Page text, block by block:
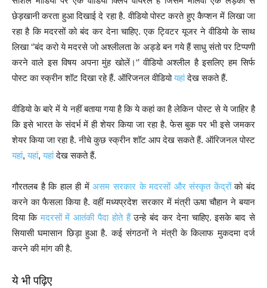
छेड़खानी करता हुआ दिखाई दे रहा है. वीडियो पोस्ट करते हुए कैप्शन में लिखा जा
रहा है कि मदरसों को बंद कर देना चाहिए. एक ट्विटर यूजर ने वीडियो के साथ
लिखा ‘’बंद करो ये मदरसे जो अश्लीलता के अड्डे बन गये हैं साधु संतो पर टिप्पणी
करने वाले इस विषय अपना मुंह खोलें।‘’ वीडियो अश्लील है इसलिए हम सिर्फ
पोस्ट का स्क्रीन शॉट दिखा रहे हैं. ऑरिजनल वीडियोयहांदेख सकते हैं.
वीडियो के बारे में ये नहीं बताया गया है कि ये कहां का है लेकिन पोस्ट से ये जाहिर है
कि इसे भारत के संदर्भ में ही शेयर किया जा रहा है. फेस बुक पर भी इसे जमकर
शेयर किया जा रहा है. नीचे कुछ स्क्रीन शॉट आप देख सकते हैं. ऑरिजनल पोस्ट
यहां,यहां,यहांदेख सकते हैं.
गौरतलब है कि हाल ही मेंअसम सरकार के मदरसों और संस्कृत केंद्रोंको बंद
करने का फैसला किया है. वहीं मध्यप्रदेश सरकार में मंत्री ऊषा चौहान ने बयान
दिया किमदरसों में आतंकी पैदा होते हैंउन्हे बंद कर देना चाहिए. इसके बाद से
सियासी घमासान छिड़ा हुआ है. कई संगठनों ने मंत्री के किलाफ मुकदमा दर्ज
करने की मांग की है.
ये भी पढ़िए